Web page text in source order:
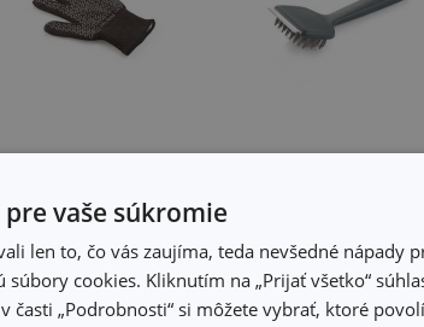
Kuchynská a
grilovacia
rukavica
GrandCHEF,
grily a sporáky
GrandCHEF
vaše súkromie
len to, čo vás zaujíma, teda nevšedné nápady
cookies. Kliknutím na „Prijať všetko“
časti „Podrobnosti“ si môžete vybrať, ktoré